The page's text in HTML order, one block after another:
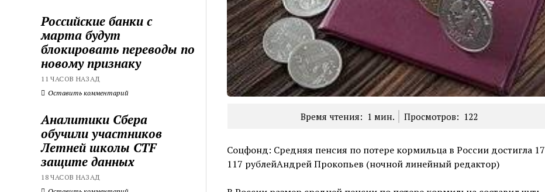
Российские банки с
марта будут
блокировать переводы по
новому признаку
11 ЧАСОВ НАЗАД
Оставить комментарий
Аналитики Сбера
обучили участников
Летней школы CTF
защите данных
18 ЧАСОВ НАЗАД
Время чтения: 1 мин. Просмотров: 122
Соцфонд: Средняя пенсия по потере кормильца в России достигла 17
117 рублейАндрей Прокопьев (ночной линейный редактор)